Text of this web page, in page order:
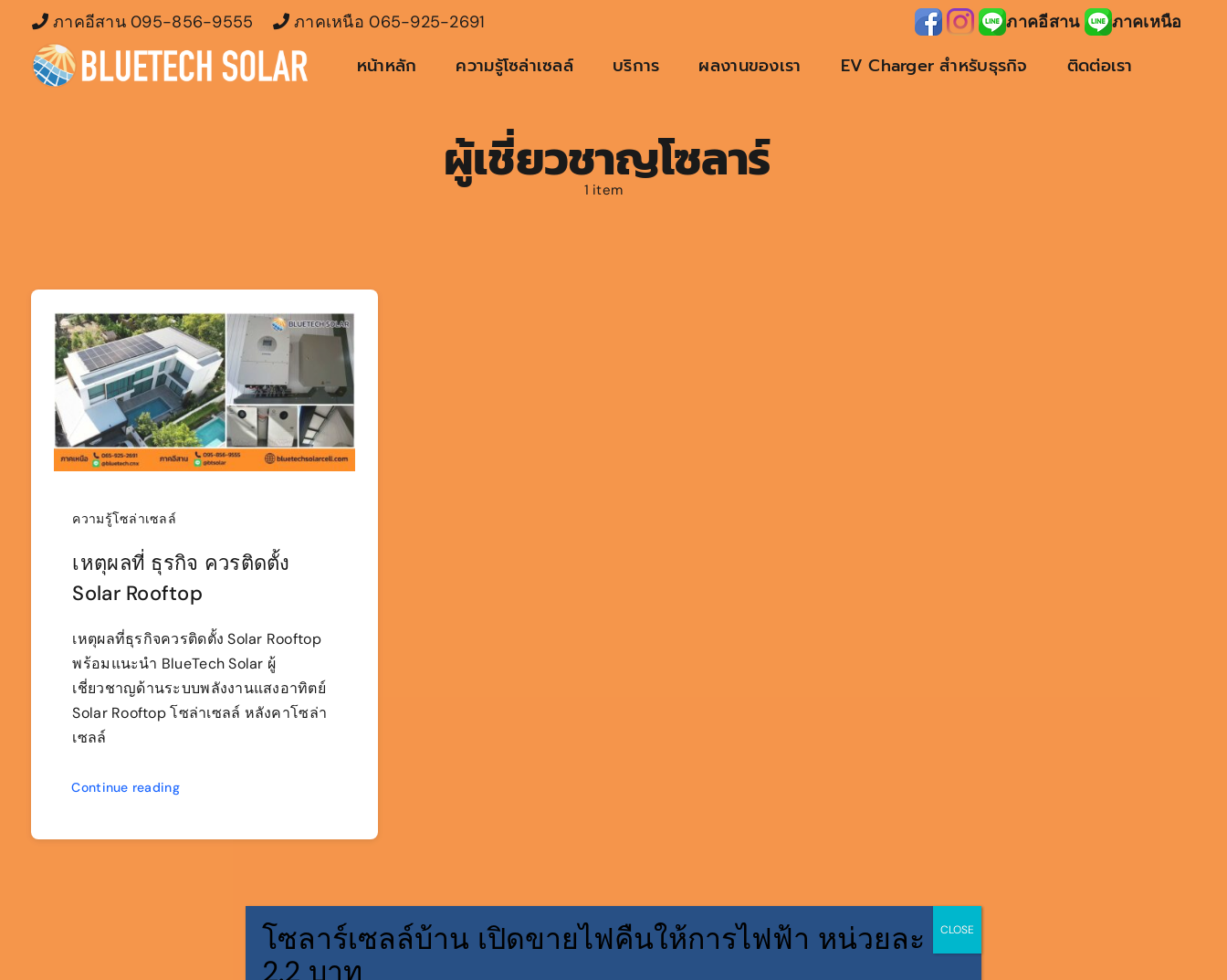
content
ภาคอีสาน095-856-9555 ภาคเหนือ065-925-2691 ภาคอีสาน ภาคเหนือ
หน้าหลัก ความรู้โซล่าเซลล์ บริการ ผลงานของเรา EV Charger สำหรับธุรกิจ ติดต่อเรา
ผู้เชี่ยวชาญโซลาร์
1 item
ความรู้โซล่าเซลล์
เหตุผลที่ ธุรกิจ ควรติดตั้ง
Solar Rooftop
เหตุผลที่ธุรกิจควรติดตั้ง Solar Rooftop
พร้อมแนะนำ BlueTech Solar ผู้
เชี่ยวชาญด้านระบบพลังงานแสงอาทิตย์
Solar Rooftop โซล่าเซลล์ หลังคาโซล่า
เซลล์
Continue reading
โซลาร์เซลล์บ้าน เปิดขายไฟคืนให้การไฟฟ้า หน่วยละ
2.2 บาท
CLOSE